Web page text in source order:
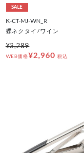
SALE
K-CT-MJ-WN_R
蝶ネクタイ/ワイン
¥3,289
WEB価格¥2,960 税込